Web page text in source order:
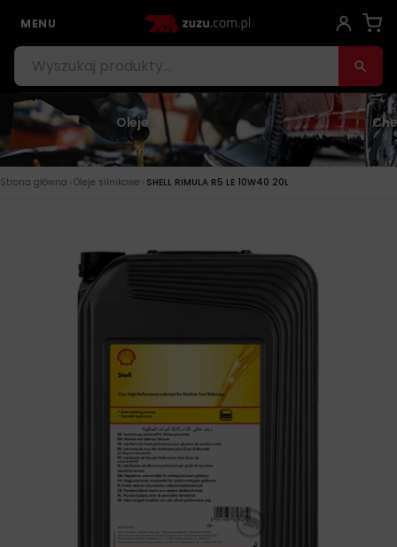
MENU
Oleje
Strona główna › Oleje silnikowe › SHELL RIMULA R5 LE 10W40 20L